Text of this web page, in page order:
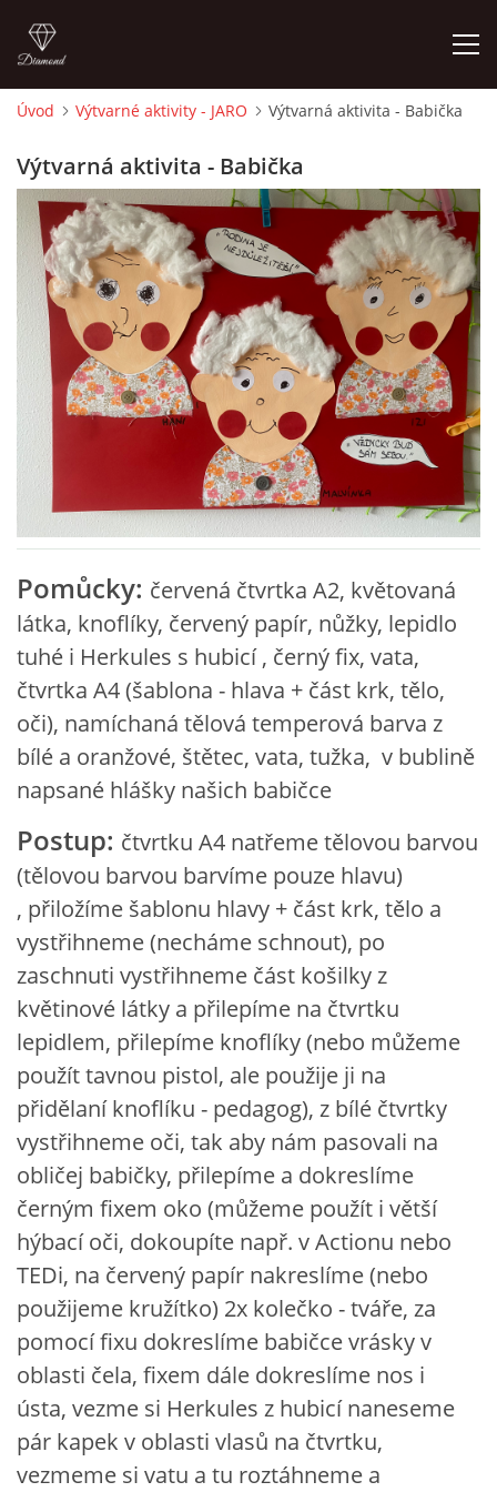
O MĚ
FOTOALBUM
DĚJINY VÝTVARNÉHO UMĚNÍ
NOVINKY ZE ŠKOLSTVÍ 2025
ROČNÍ PLÁN - INSPIRACE /DLE NOVÉHO RVP PV 2025
VZDĚLÁVACÍ BLOK ZÁŘÍ
VZDĚLÁVACÍ BLOK ŘÍJEN
VZDĚLÁVACÍ BLOK PROSINEC
VZDĚLÁVACÍ BLOK ÚNOR
VZDĚLÁVACÍ BLOK BŘEZEN
VZDĚLÁVACÍ BLOK DUBEN
VÝTVARNÉ TECHNIKY
VÝTVARNÉ POMŮCKY
VÝTVARNÉ AKTIVITY - JARO
VÝTVARNÉ AKTIVITY - LÉTO
VÝTVARNÉ AKTIVITY - PODZIM
VÝTVARNÉ AKTIVITY - ZIMA
Úvod Výtvarné aktivity - JARO Výtvarná aktivita - Babička
Výtvarná aktivita - Babička
Pomůcky: červená čtvrtka A2, květovaná
látka, knoflíky, červený papír, nůžky, lepidlo
tuhé i Herkules s hubicí , černý fix, vata,
čtvrtka A4 (šablona - hlava + část krk, tělo,
oči), namíchaná tělová temperová barva z
bílé a oranžové, štětec, vata, tužka, v bublině
napsané hlášky našich babičce
Postup: čtvrtku A4 natřeme tělovou barvou
(tělovou barvou barvíme pouze hlavu)
, přiložíme šablonu hlavy + část krk, tělo a
vystřihneme (necháme schnout), po
zaschnuti vystřihneme část košilky z
květinové látky a přilepíme na čtvrtku
lepidlem, přilepíme knoflíky (nebo můžeme
použít tavnou pistol, ale použije ji na
přidělaní knoflíku - pedagog), z bílé čtvrtky
vystřihneme oči, tak aby nám pasovali na
obličej babičky, přilepíme a dokreslíme
černým fixem oko (můžeme použít i větší
hýbací oči, dokoupíte např. v Actionu nebo
TEDi, na červený papír nakreslíme (nebo
použijeme kružítko) 2x kolečko - tváře, za
pomocí fixu dokreslíme babičce vrásky v
oblasti čela, fixem dále dokreslíme nos i
ústa, vezme si Herkules z hubicí naneseme
pár kapek v oblasti vlasů na čtvrtku,
vezmeme si vatu a tu roztáhneme a